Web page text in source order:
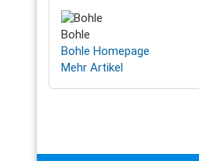
Bohle
Bohle Homepage
Mehr Artikel